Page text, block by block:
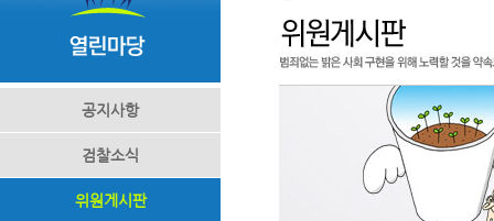
공지사항
검찰소식
위원게시판